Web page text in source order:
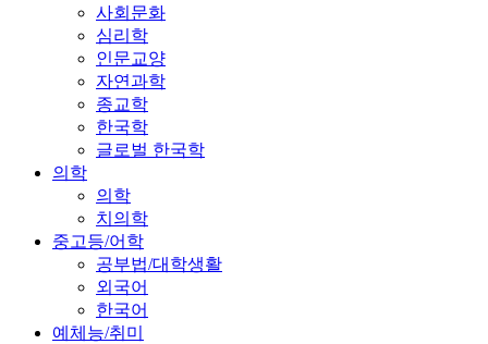
사회문화
심리학
인문교양
자연과학
종교학
한국학
글로벌 한국학
의학
의학
치의학
중고등/어학
공부법/대학생활
외국어
한국어
예체능/취미